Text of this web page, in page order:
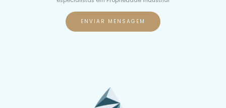
ENVIAR MENSAGEM